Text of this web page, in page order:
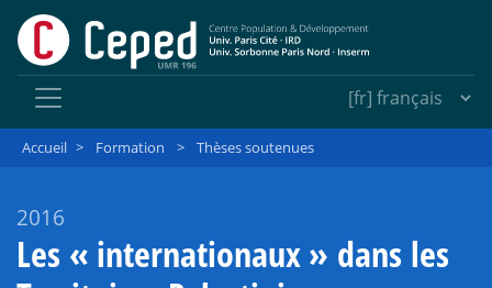
Accueil > Formation > Thèses soutenues
2016
Les « internationaux» dans les